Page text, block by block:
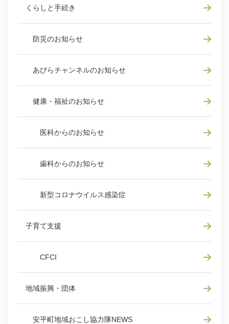
くらしと手続き
防災のお知らせ
あびらチャンネルのお知らせ
健康・福祉のお知らせ
医科からのお知らせ
歯科からのお知らせ
新型コロナウイルス感染症
子育て支援
CFCI
地域振興・団体
安平町地域おこし協力隊NEWS